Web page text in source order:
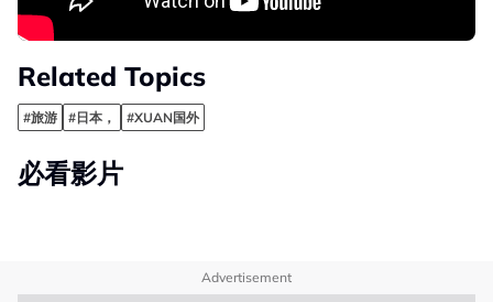
Related Topics
#旅游 #日本， #XUAN国外
必看影片
Advertisement